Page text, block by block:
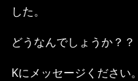
した。
どうなんでしょうか？？
Kにメッセージください。